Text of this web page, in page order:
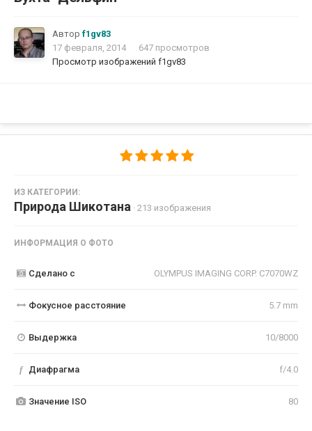
Автор f1gv83
17 февраля, 2014
647 просмотров
Просмотр изображений f1gv83
ИЗ КАТЕГОРИИ:
Природа Шикотана · 213 изображения
ИНФОРМАЦИЯ О ФОТО
Сделано с OLYMPUS IMAGING CORP. C7070WZ
Фокусное расстояние 5.7 mm
Выдержка 10/8000
f Диафрагма f/4.0
Значение ISO 80